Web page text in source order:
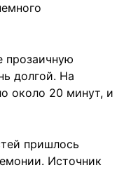
прозаичную
долгой. На
около 20 минут, и
пришлось
Источник